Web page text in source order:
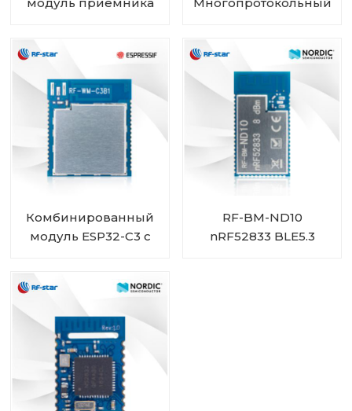
RF-BM-2340T2 с чип-
антенной
беспроводной
модуль суб1 ГГц и 2,4
ГГц RF-TI1352P1
Комбинированный
модуль ESP32-C3 с
2,4 ГГц, Wi-Fi и
Bluetooth 5.0 RF-WM-
ESP32B1
RF-BM-ND10
nRF52833 BLE5.3